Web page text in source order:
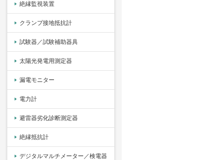
絶縁監視装置
クランプ接地抵抗計
試験器／試験補助器具
太陽光発電用測定器
漏電モニター
電力計
避雷器劣化診断測定器
絶縁抵抗計
デジタルマルチメーター／検電器